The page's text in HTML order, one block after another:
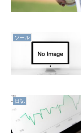
ツール
日記